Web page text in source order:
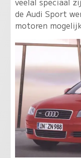
de Audi Sport
motoren